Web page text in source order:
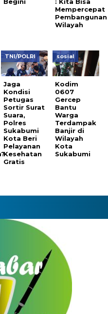
Begini
: Kita Bisa
Mempercepat
Pembangunan
Wilayah
TNI/POLRI
Jaga
Kondisi
Petugas
Sortir Surat
Suara,
Polres
Sukabumi
Kota Beri
Pelayanan
Kesehatan
Gratis
sosial
Kodim
0607
Gercep
Bantu
Warga
Terdampak
Banjir di
Wilayah
Kota
Sukabumi